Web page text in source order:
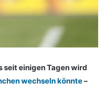
seit einigen Tagen wird
wechseln könnte–